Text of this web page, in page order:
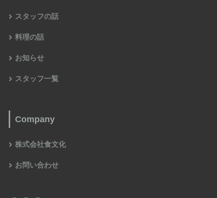
スタッフの話
料理の話
お知らせ
スタッフ一覧
Company
株式会社食文化
お問い合わせ